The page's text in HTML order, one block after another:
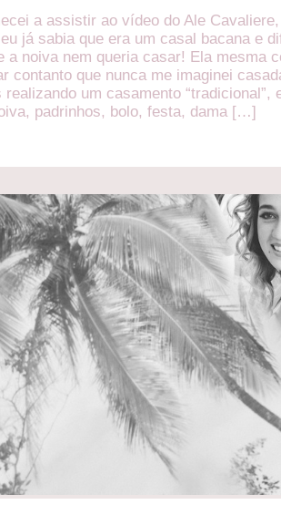
a assistir ao vídeo do Ale
já sabia que era um casal bacana e
a noiva nem queria casar! Ela mesma
contanto que nunca me imaginei
realizando um casamento “tradicional”,
padrinhos, bolo, festa, dama […]